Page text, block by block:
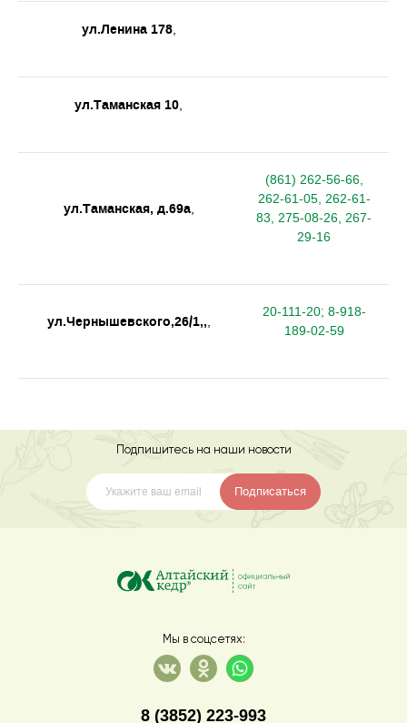
ул.Ленина 178,
ул.Таманская 10,
ул.Таманская, д.69а,
(861) 262-56-66,
262-61-05, 262-61-
83, 275-08-26, 267-
29-16
ул.Чернышевского,26/1,,,
20-111-20; 8-918-
189-02-59
Подпишитесь на наши новости
Подписаться
Мы в соцсетях:
8 (3852) 223-993